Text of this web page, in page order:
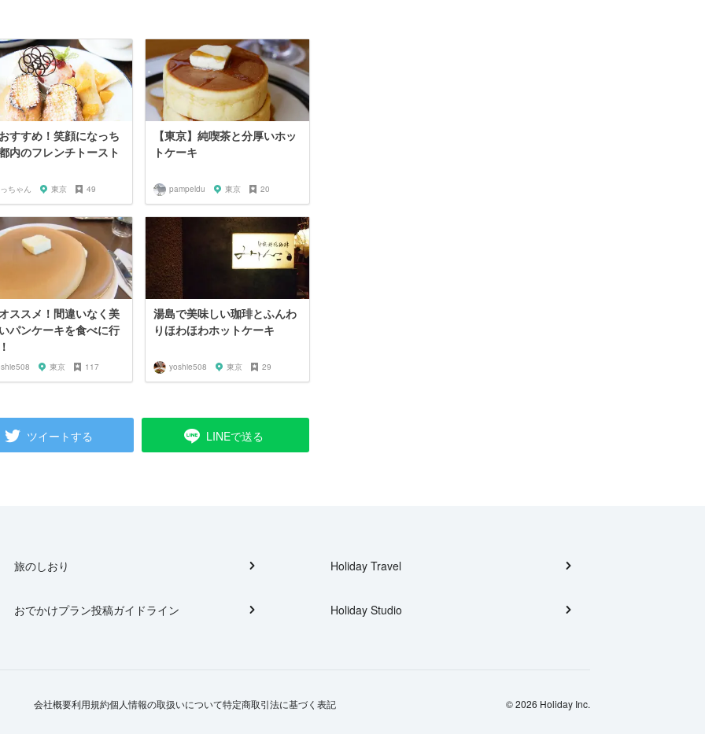
すすめ！笑顔になっち
内のフレンチトースト
ちゃん 東京 49
【東京】純喫茶と分厚いホッ
トケーキ
pampeldu 東京 20
ススメ！間違いなく美
パンケーキを食べに行
東京 117
湯島で美味しい珈琲とふんわ
りほわほわホットケーキ
yoshie508 東京 29
ツイートする LINEで送る
旅のしおり
おでかけプラン投稿ガイドライン
Holiday Travel
Holiday Studio
会社概要利用規約個人情報の取扱いについて特定商取引法に基づく表記 © 2026 Holiday Inc.